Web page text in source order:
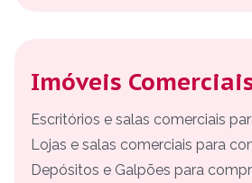
Imóveis
Escritórios e salas comerciais
Lojas e salas comerciais para
Depósitos e Galpões para